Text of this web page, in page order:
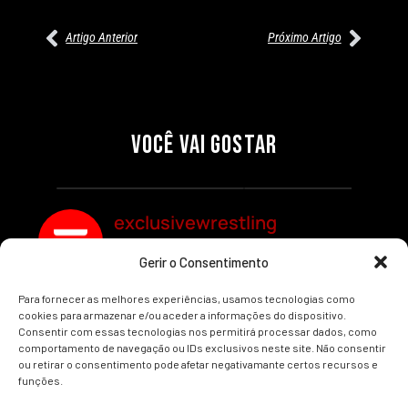
Gerir o Consentimento
Para fornecer as melhores experiências, usamos tecnologias como
cookies para armazenar e/ou aceder a informações do dispositivo.
Consentir com essas tecnologias nos permitirá processar dados, como
comportamento de navegação ou IDs exclusivos neste site. Não consentir
ou retirar o consentimento pode afetar negativamante certos recursos e
funções.
Artigo Anterior Próximo Artigo
VOCÊ VAI GOSTAR
SEGMENTOS A NÃO PERDER
Por exclusivewrestling
MUNDIAL FEMININO NA AEW
REDEMPTION
Por exclusivewrestling
exclusivewrestling
Ver mais Artigos